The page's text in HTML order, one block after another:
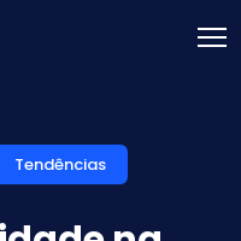
Tendências